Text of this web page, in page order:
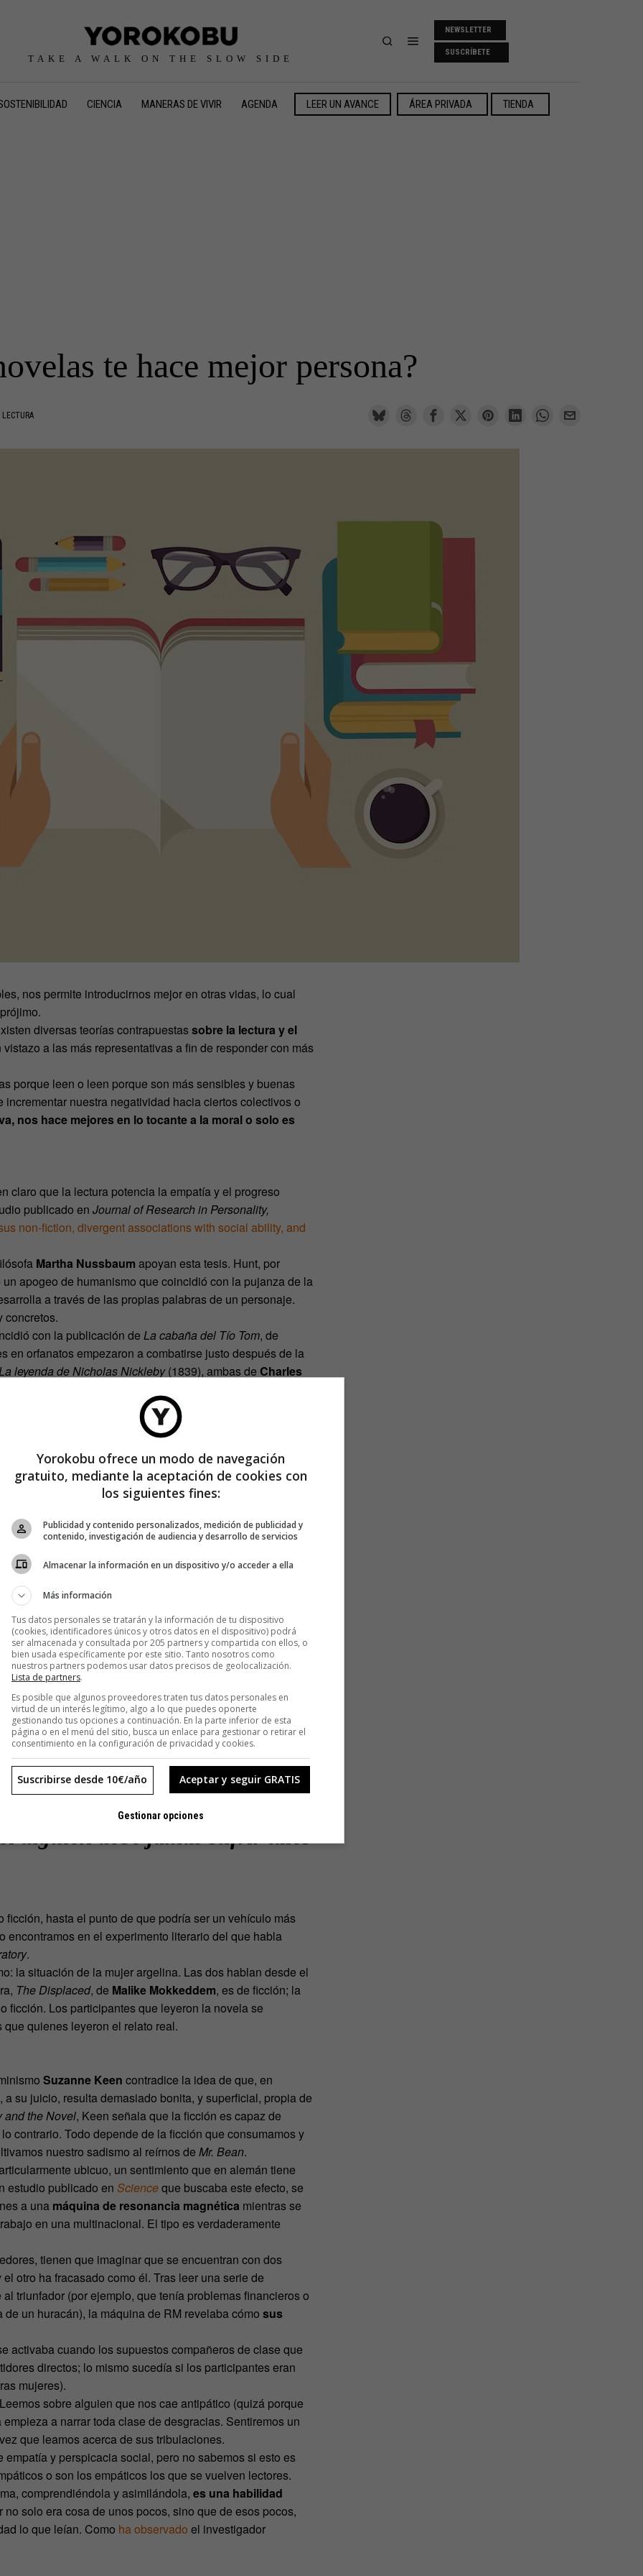
TAKE A WALK ON THE SLOW SIDE
NEWSLETTER
SUSCRÍBETE
CIENCIA MANERAS DE VIVIR AGENDA LEER UN AVANCE ÁREA PRIVADA TIENDA
te hace mejor persona?
nos permite introducirnos mejor en otras vidas, lo cual
diversas teorías contrapuestassobre la lectura y el
a las más representativas a fin de responder con más
porque leen o leen porque son más sensibles y buenas
nuestra negatividad hacia ciertos colectivos o
nos hace mejores en lo tocante a la moral o solo es
claro que la lectura potencia la empatía y el progreso
publicado en Journal of Research in Personality,
non-fiction, divergent associations with social ability, and
Martha Nussbaum apoyan esta tesis. Hunt, por
apogeo de humanismo que coincidió con la pujanza de la
a través de las propias palabras de un personaje.
concretos.
con la publicación de La cabaña del Tío Tom, de
en orfanatos empezaron a combatirse justo después de la
leyenda de Nicholas Nickleby(1839), ambas de Charles
otra persona, observamos el
de esa persona. No solo
no podríamos experimentar
en esa mente ajena y
sus actitudes y reacciones. (…)
de leer las palabras de otras
a entrar en su mente, con todos
siquiera por un
alguien que se está poniendo
desesperado leños ardientes o
latigazos podría hacer que la
alguien debe jamás sufrir tales
hasta el punto de que podría ser un vehículo más
en el experimento literario del que habla
.
la situación de la mujer argelina. Las dos hablan desde el
The Displaced, de Malike Mokkeddem, es de ficción; la
ficción. Los participantes que leyeron la novela se
quienes leyeron el relato real.
Suzanne Keen contradice la idea de que, en
su juicio, resulta demasiado bonita, y superficial, propia de
and the Novel, Keen señala que la ficción es capaz de
contrario. Todo depende de la ficción que consumamos y
nuestro sadismo al reírnos de Mr. Bean.
ubicuo, un sentimiento que en alemán tiene
estudio publicado en Scienceque buscaba este efecto, se
a una máquina de resonancia magnética mientras se
en una multinacional. El tipo es verdaderamente
tienen que imaginar que se encuentran con dos
otro ha fracasado como él. Tras leer una serie de
triunfador (por ejemplo, que tenía problemas financieros o
un huracán), la máquina de RM revelaba cómo sus
activaba cuando los supuestos compañeros de clase que
directos; lo mismo sucedía si los participantes eran
mujeres).
sobre alguien que nos cae antipático (quizá porque
a narrar toda clase de desgracias. Sentiremos un
que leamos acerca de sus tribulaciones.
y perspicacia social, pero no sabemos si esto es
o son los empáticos los que se vuelven lectores.
comprendiéndola y asimilándola, es una habilidad
solo era cosa de unos pocos, sino que de esos pocos,
lo que leían. Como ha observado el investigador
Yorokobu ofrece un modo de navegación
gratuito, mediante la aceptación de cookies con
los siguientes fines:
Publicidad y contenido personalizados, medición de publicidad y
contenido, investigación de audiencia y desarrollo de servicios
Almacenar la información en un dispositivo y/o acceder a ella
Más información
Tus datos personales se tratarán y la información de tu dispositivo
(cookies, identificadores únicos y otros datos en el dispositivo) podrá
ser almacenada y consultada por 205 partners y compartida con ellos, o
bien usada específicamente por este sitio. Tanto nosotros como
nuestros partners podemos usar datos precisos de geolocalización.
Lista de partners.
Es posible que algunos proveedores traten tus datos personales en
virtud de un interés legítimo, algo a lo que puedes oponerte
gestionando tus opciones a continuación. En la parte inferior de esta
página o en el menú del sitio, busca un enlace para gestionar o retirar el
consentimiento en la configuración de privacidad y cookies.
Aceptar y seguir GRATIS
Suscribirse desde 10€/año
Gestionar opciones